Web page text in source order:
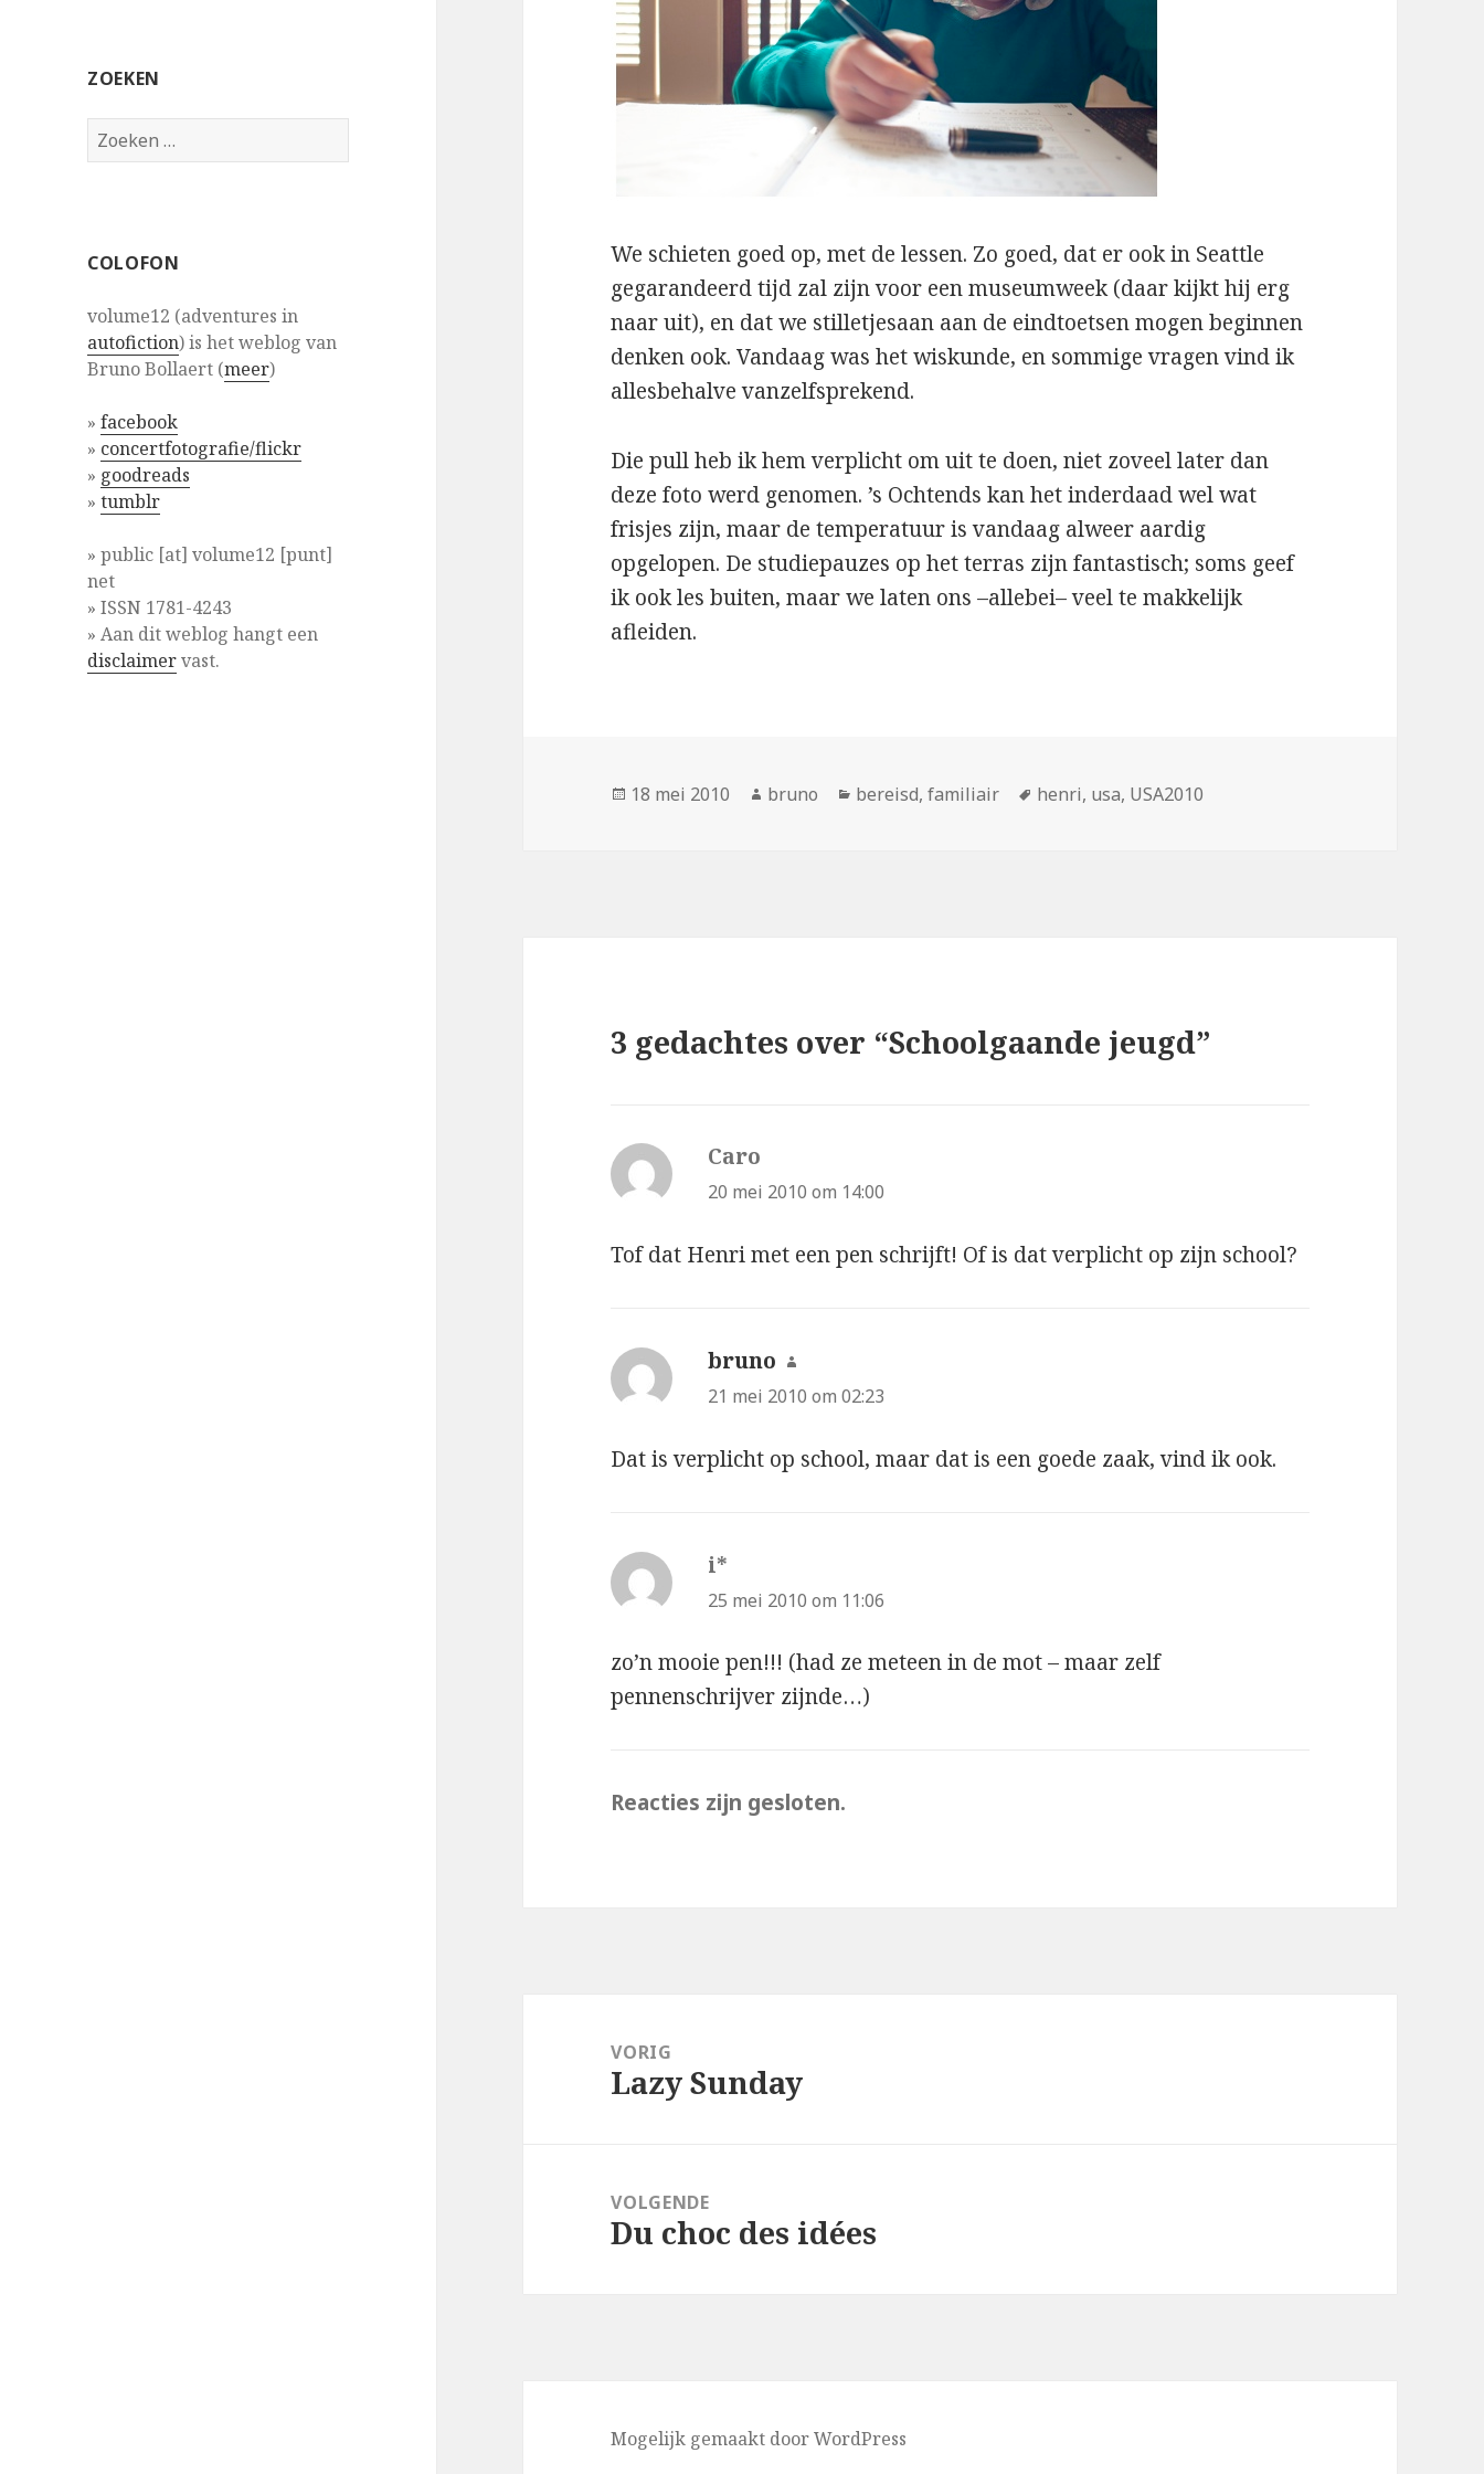
ZOEKEN
Zoeken
naar:
COLOFON
volume12 (adventures in
autofiction) is het weblog van
Bruno Bollaert (meer)
»facebook
» concertfotografie/flickr
» goodreads
»tumblr
» public [at] volume12 [punt]
net
» ISSN 1781-4243
» Aan dit weblog hangt een
disclaimervast.
We schieten goed op, met de lessen. Zo goed, dat er ook in Seattle
gegarandeerd tijd zal zijn voor een museumweek (daar kijkt hij erg
naar uit), en dat we stilletjesaan aan de eindtoetsen mogen beginnen
denken ook. Vandaag was het wiskunde, en sommige vragen vind ik
allesbehalve vanzelfsprekend.
Die pull heb ik hem verplicht om uit te doen, niet zoveel later dan
deze foto werd genomen. ’s Ochtends kan het inderdaad wel wat
frisjes zijn, maar de temperatuur is vandaag alweer aardig
opgelopen. De studiepauzes op het terras zijn fantastisch; soms geef
ik ook les buiten, maar we laten ons –allebei– veel te makkelijk
afleiden.
Geplaatst
18 mei 2010 Auteur
bruno Categorieën
bereisd,familiair Tags
henri, usa, USA2010
3 gedachtes over “Schoolgaande jeugd”
Caro
20 mei 2010 om 14:00
Tof dat Henri met een pen schrijft! Of is dat verplicht op zijn school?
bruno schreef:
21 mei 2010 om 02:23
Dat is verplicht op school, maar dat is een goede zaak, vind ik ook.
i*
25 mei 2010 om 11:06
zo’n mooie pen!!! (had ze meteen in de mot – maar zelf
pennenschrijver zijnde…)
Reacties zijn gesloten.
navigatieVORIG
Vorig
Lazy Sunday
VOLGENDE
Volgend
Du choc des idées
Mogelijk gemaakt door WordPress